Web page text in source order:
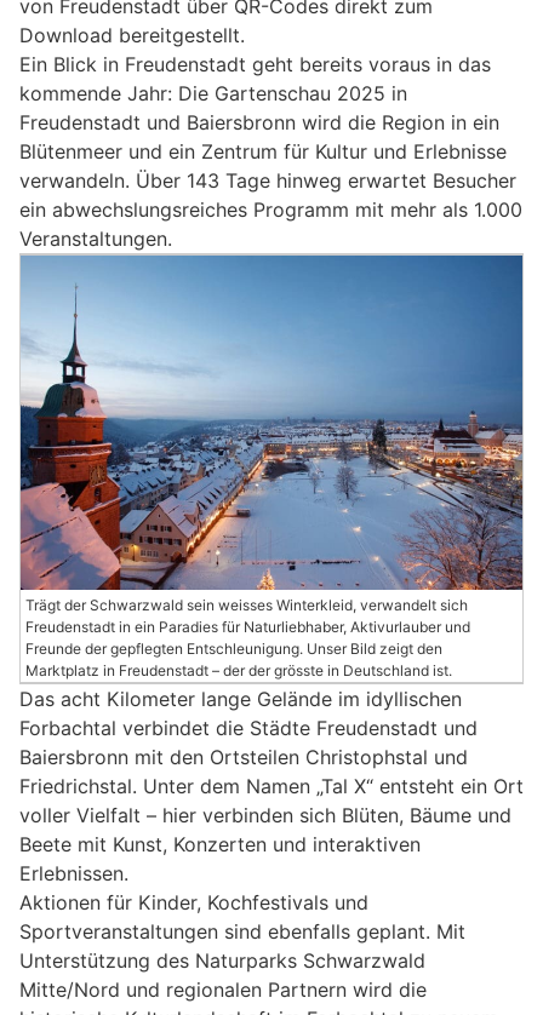
von Freudenstadt über QR-Codes direkt zum
Download bereitgestellt.
Ein Blick in Freudenstadt geht bereits voraus in das
kommende Jahr: Die Gartenschau 2025 in
Freudenstadt und Baiersbronn wird die Region in ein
Blütenmeer und ein Zentrum für Kultur und Erlebnisse
verwandeln. Über 143 Tage hinweg erwartet Besucher
ein abwechslungsreiches Programm mit mehr als 1.000
Veranstaltungen.
Trägt der Schwarzwald sein weisses Winterkleid, verwandelt sich
Freudenstadt in ein Paradies für Naturliebhaber, Aktivurlauber und
Freunde der gepflegten Entschleunigung. Unser Bild zeigt den
Marktplatz in Freudenstadt – der der grösste in Deutschland ist.
Das acht Kilometer lange Gelände im idyllischen
Forbachtal verbindet die Städte Freudenstadt und
Baiersbronn mit den Ortsteilen Christophstal und
Friedrichstal. Unter dem Namen „Tal X“ entsteht ein Ort
voller Vielfalt – hier verbinden sich Blüten, Bäume und
Beete mit Kunst, Konzerten und interaktiven
Erlebnissen.
Aktionen für Kinder, Kochfestivals und
Sportveranstaltungen sind ebenfalls geplant. Mit
Unterstützung des Naturparks Schwarzwald
Mitte/Nord und regionalen Partnern wird die